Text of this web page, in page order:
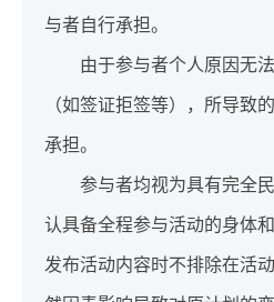
与者自行承担。
由于参与者个人原因无
（如签证拒签等），所导致
承担。
参与者均视为具有完全
认具备全程参与活动的身体
发布活动内容时不排除在活